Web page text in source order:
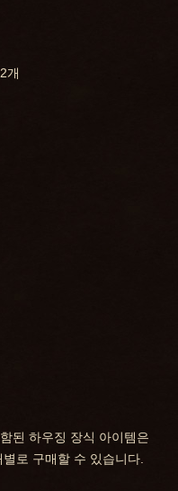
개
된 하우징 장식 아이템은
로 구매할 수 있습니다.